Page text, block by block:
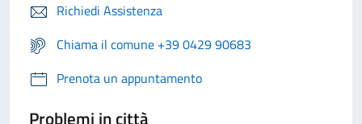
Richiedi Assistenza
Chiama il comune +39 0429 90683
Prenota un appuntamento
Problemi in città